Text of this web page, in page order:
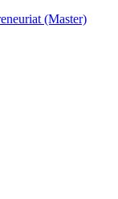
(Master)